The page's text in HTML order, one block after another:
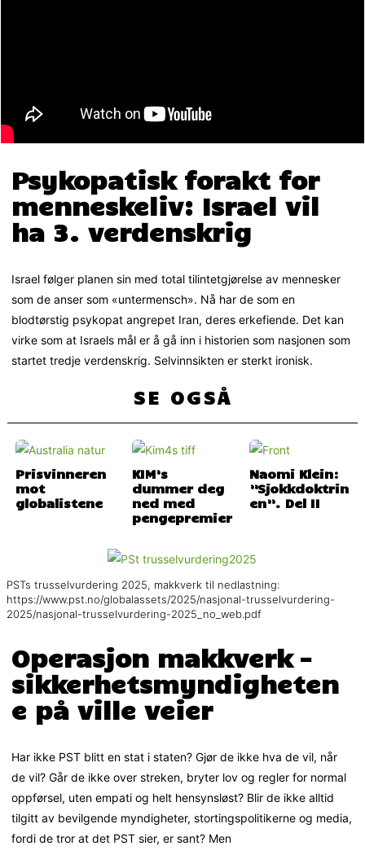
Psykopatisk forakt for
menneskeliv: Israel vil
ha 3. verdenskrig
Israel følger planen sin med total tilintetgjørelse av mennesker
som de anser som «untermensch». Nå har de som en
blodtørstig psykopat angrepet Iran, deres erkefiende. Det kan
virke som at Israels mål er å gå inn i historien som nasjonen som
startet tredje verdenskrig. Selvinnsikten er sterkt ironisk.
SE OGSÅ
Prisvinneren
mot
globalistene
KIM’s
dummer deg
ned med
pengepremier
Naomi Klein:
”Sjokkdoktrin
en”. Del II
PSTs trusselvurdering 2025, makkverk til nedlastning:
https://www.pst.no/globalassets/2025/nasjonal-trusselvurdering-
2025/nasjonal-trusselvurdering-2025_no_web.pdf
Operasjon makkverk –
sikkerhetsmyndigheten
e på ville veier
Har ikke PST blitt en stat i staten? Gjør de ikke hva de vil, når
de vil? Går de ikke over streken, bryter lov og regler for normal
oppførsel, uten empati og helt hensynsløst? Blir de ikke alltid
tilgitt av bevilgende myndigheter, stortingspolitikerne og media,
fordi de tror at det PST sier, er sant? Men